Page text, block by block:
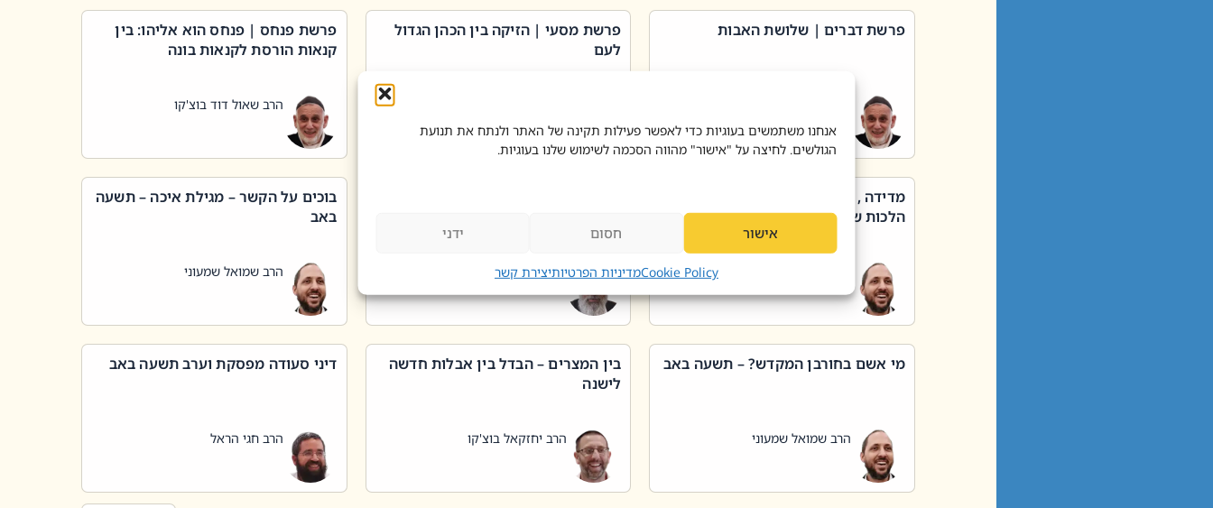
אנחנו משתמשים בעוגיות כדי לאפשר פעילות תקינה של האתר ולנתח את תנועת
הגולשים. לחיצה על "אישור" מהווה הסכמה לשימוש שלנו בעוגיות.
אישור חסום ידני
Cookie Policyמדיניות הפרטיותיצירת קשר
פרשת דברים | שלושת האבות
פרשת מסעי | הזיקה בין הכהן הגדול
לעם
פרשת פנחס | פנחס הוא אליהו: בין
קנאות הורסת לקנאות בונה
הרב שאול דוד בוצ'קו
מדידה , קניה , שטיפת כלים בשבת –
הלכות שבת – סימן שכג
הרב יאיר בידני
בוכים על הקשר – מגילת איכה – תשעה
באב
הרב שמואל שמעוני
מי אשם בחורבן המקדש? – תשעה באב
הרב שמואל שמעוני
בין המצרים – הבדל בין אבלות חדשה
לישנה
הרב יחזקאל בוצ'קו
דיני סעודה מפסקת וערב תשעה באב
הרב חגי הראל